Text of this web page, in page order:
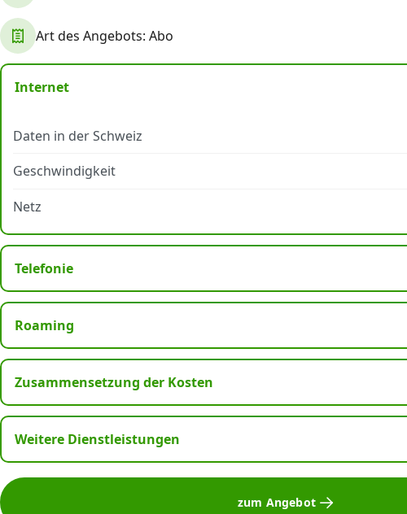
Art des Angebots: Abo
Internet
Daten in der Schweiz
Geschwindigkeit
Netz
Telefonie
Roaming
Zusammensetzung der Kosten
Weitere Dienstleistungen
zum Angebot